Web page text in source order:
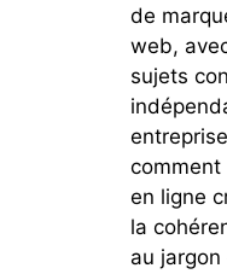
de
web,
sujets
comment
en ligne
la
au